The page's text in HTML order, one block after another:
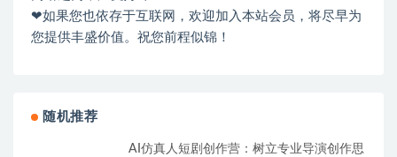
❤如果您也依存于互联网，欢迎加入本站会员，将尽早为
您提供丰盛价值。祝您前程似锦！
随机推荐
AI仿真人短剧创作营：树立专业导演创作思